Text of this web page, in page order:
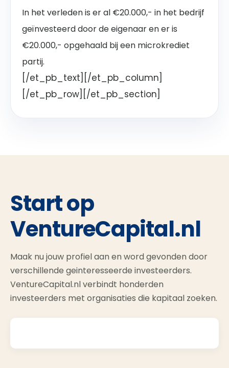
In het verleden is er al €20.000,- in het bedrijf
geïnvesteerd door de eigenaar en er is
€20.000,- opgehaald bij een microkrediet
partij.
[/et_pb_text][/et_pb_column]
[/et_pb_row][/et_pb_section]
Start op
VentureCapital.nl
Maak nu jouw profiel aan en word gevonden door
verschillende geinteresseerde investeerders.
VentureCapital.nl verbindt honderden
investeerders met organisaties die kapitaal zoeken.